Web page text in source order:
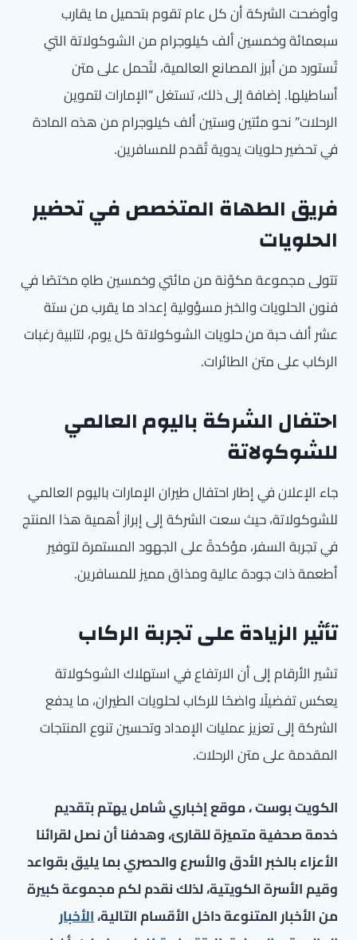
وأوضحت الشركة أن كل عام تقوم بتحميل ما يقارب
سبعمائة وخمسين ألف كيلوجرام من الشوكولاتة التي
تُستورد من أبرز المصانع العالمية، لتُحمل على متن
أساطيلها. إضافة إلى ذلك، تستغل “الإمارات لتموين
الرحلات” نحو مئتين وستين ألف كيلوجرام من هذه المادة
في تحضير حلويات يدوية تُقدم للمسافرين.
فريق الطهاة المتخصص في تحضير
الحلويات
تتولى مجموعة مكوّنة من مائتي وخمسين طاهٍ مختصًا في
فنون الحلويات والخبز مسؤولية إعداد ما يقرب من ستة
عشر ألف حبة من حلويات الشوكولاتة كل يوم، لتلبية رغبات
الركاب على متن الطائرات.
احتفال الشركة باليوم العالمي
للشوكولاتة
جاء الإعلان في إطار احتفال طيران الإمارات باليوم العالمي
للشوكولاتة، حيث سعت الشركة إلى إبراز أهمية هذا المنتج
في تجربة السفر، مؤكدةً على الجهود المستمرة لتوفير
أطعمة ذات جودة عالية ومذاق مميز للمسافرين.
تأثير الزيادة على تجربة الركاب
تشير الأرقام إلى أن الارتفاع في استهلاك الشوكولاتة
يعكس تفضيلًا واضحًا للركاب لحلويات الطيران، ما يدفع
الشركة إلى تعزيز عمليات الإمداد وتحسين تنوع المنتجات
المقدمة على متن الرحلات.
الكويت بوست ، موقع إخباري شامل يهتم بتقديم
خدمة صحفية متميزة للقارئ، وهدفنا أن نصل لقرائنا
الأعزاء بالخبر الأدق والأسرع والحصري بما يليق بقواعد
وقيم الأسرة الكويتية، لذلك نقدم لكم مجموعة كبيرة
من الأخبار المتنوعة داخل الأقسام التالية،الأخبار